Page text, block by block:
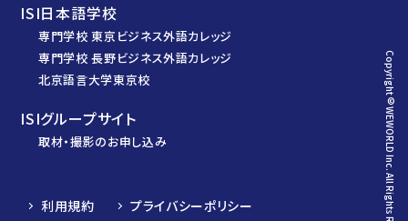
ISI日本語学校
専門学校 東京ビジネス外語カレッジ
専門学校 長野ビジネス外語カレッジ
北京語言大学東京校
ISIグループサイト
取材・撮影のお申し込み
利用規約 プライバシーポリシー Copyright© WEWORLD Inc. All Rights Reserved.